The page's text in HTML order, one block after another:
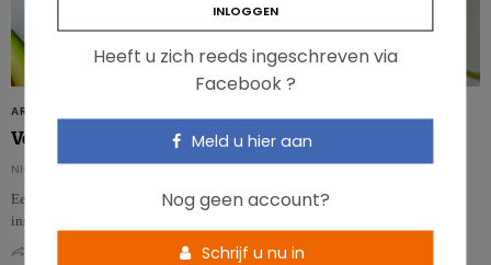
ARTIKELS
Veganistisch eetpatroon verbetert diabetesmarkers
NICOLAS ROUSSEAU
Een veganistische voeding kan bijdragen tot het versterken van de
insulinegevoeligheid en de werking van de bètacellen bij volwassenen……
Heeft u zich reeds ingeschreven via
Facebook ?
Meld u hier aan
Nog geen account?
Schrijf u nu in